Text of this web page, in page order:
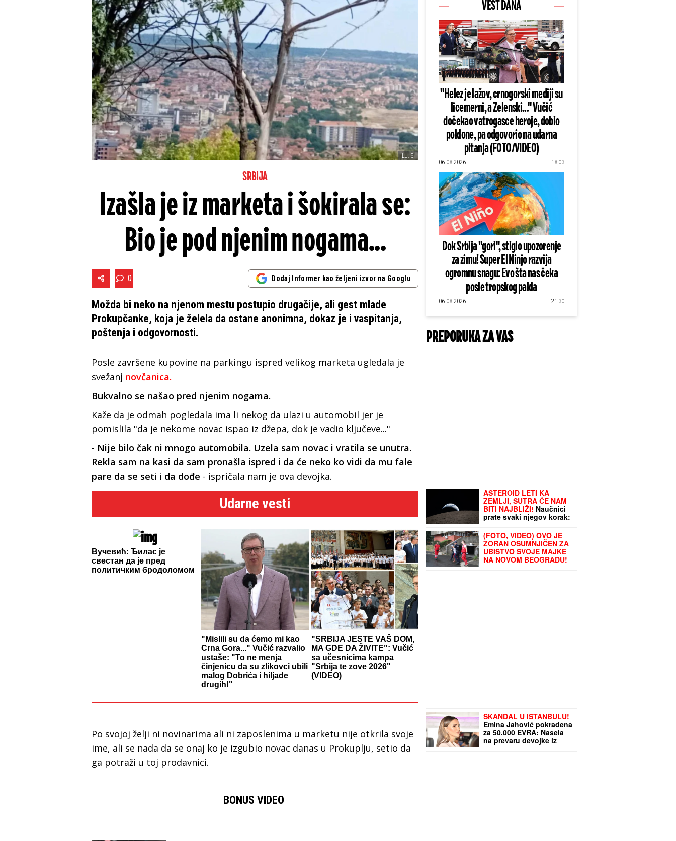
LJ. S.
SRBIJA
Izašla je iz marketa i šokirala se:
Bio je pod njenim nogama...
0 Dodaj Informer kao željeni izvor na Googlu
Možda bi neko na njenom mestu postupio drugačije, ali gest mlade
Prokupčanke, koja je želela da ostane anonimna, dokaz je i vaspitanja,
poštenja i odgovornosti.
Posle završene kupovine na parkingu ispred velikog marketa ugledala je
svežanj novčanica.
Bukvalno se našao pred njenim nogama.
Kaže da je odmah pogledala ima li nekog da ulazi u automobil jer je
pomislila "da je nekome novac ispao iz džepa, dok je vadio ključeve..."
- Nije bilo čak ni mnogo automobila. Uzela sam novac i vratila se unutra.
Rekla sam na kasi da sam pronašla ispred i da će neko ko vidi da mu fale
pare da se seti i da dođe - ispričala nam je ova devojka.
Udarne vesti
Вучевић: Ђилас је
свестан да је пред
политичким бродоломом
"Mislili su da ćemo mi kao
Crna Gora..." Vučić razvalio
ustaše: "To ne menja
činjenicu da su zlikovci ubili
malog Dobrića i hiljade
drugih!"
"SRBIJA JESTE VAŠ DOM,
MA GDE DA ŽIVITE": Vučić
sa učesnicima kampa
"Srbija te zove 2026"
(VIDEO)
Po svojoj želji ni novinarima ali ni zaposlenima u marketu nije otkrila svoje
ime, ali se nada da se onaj ko je izgubio novac danas u Prokuplju, setio da
ga potraži u toj prodavnici.
BONUS VIDEO
VEST DANA
"Helez je lažov, crnogorski mediji su
licemerni, a Zelenski..." Vučić
dočekao vatrogasce heroje, dobio
poklone, pa odgovorio na udarna
pitanja (FOTO/VIDEO)
06.08.2026 18:03
Dok Srbija "gori", stiglo upozorenje
za zimu! Super El Ninjo razvija
ogromnu snagu: Evo šta nas čeka
posle tropskog pakla
06.08.2026 21:30
PREPORUKA ZA VAS
ASTEROID LETI KA
ZEMLJI, SUTRA ĆE NAM
BITI NAJBLIŽI! Naučnici
prate svaki njegov korak:
Evo kuda će se kretati
(FOTO, VIDEO) OVO JE
ZORAN OSUMNJIČEN ZA
UBISTVO SVOJE MAJKE
NA NOVOM BEOGRADU!
SKANDAL U ISTANBULU!
Emina Jahović pokradena
za 50.000 EVRA: Nasela
na prevaru devojke iz
Crne Gore